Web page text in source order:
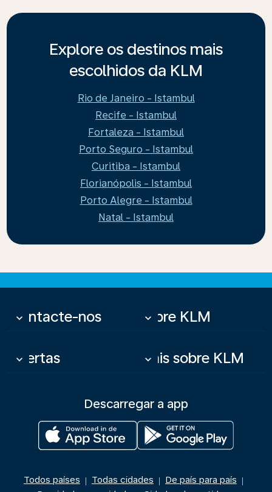
Explore os destinos mais
escolhidos da KLM
Rio de Janeiro - Istambul
Recife - Istambul
Fortaleza - Istambul
Porto Seguro - Istambul
Curitiba - Istambul
Florianópolis - Istambul
Porto Alegre - Istambul
Natal - Istambul
Contacte-nos
keyboard_arrow_down Sobre KLM
keyboard_arrow_down
Ofertas
keyboard_arrow_down Mais sobre KLM
keyboard_arrow_down
Descarregar a app
Todos países | Todas cidades | De país para país |